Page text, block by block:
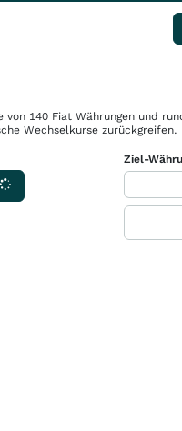
140 Fiat Währungen und
Wechselkurse zurückgreifen.
Ziel-